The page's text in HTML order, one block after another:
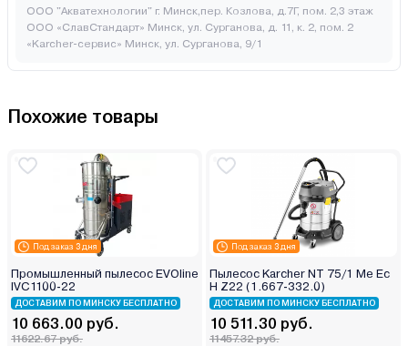
ООО "Акватехнологии" г. Минск,пер. Козлова, д.7Г, пом. 2,3 этаж
ООО «СлавСтандарт» Минск, ул. Сурганова, д. 11, к. 2, пом. 2
«Karcher-сервис» Минск, ул. Сурганова, 9/1
Похожие товары
Под заказ 3 дня
Промышленный пылесос EVOline
IVC1100-22
ДОСТАВИМ ПО МИНСКУ БЕСПЛАТНО
10 663.00 руб.
11622.67 руб.
Под заказ 3 дня
Пылесос Karcher NT 75/1 Me Ec
H Z22 (1.667-332.0)
ДОСТАВИМ ПО МИНСКУ БЕСПЛАТНО
10 511.30 руб.
11457.32 руб.